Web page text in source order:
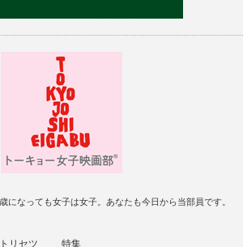
になっても女子は女子。あなたも今日から当部員です。
リセツ
特集